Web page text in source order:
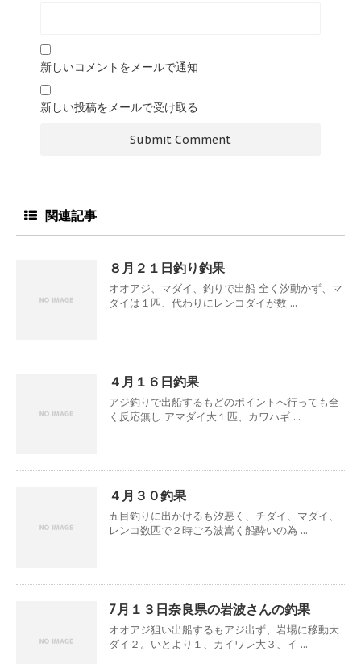
新しいコメントをメールで通知
新しい投稿をメールで受け取る
関連記事
８月２１日釣り釣果
オオアジ、マダイ、釣りで出船 全く汐動かず、マ
ダイは１匹、代わりにレンコダイが数 ...
４月１６日釣果
アジ釣りで出船するもどのポイントへ行っても全
く反応無し アマダイ大１匹、カワハギ ...
４月３０釣果
五目釣りに出かけるも汐悪く、チダイ、マダイ、
レンコ数匹で２時ごろ波嵩く船酔いの為 ...
7月１３日奈良県の岩波さんの釣果
オオアジ狙い出船するもアジ出ず、岩場に移動大
ダイ２。いとより１、カイワレ大３、イ ...